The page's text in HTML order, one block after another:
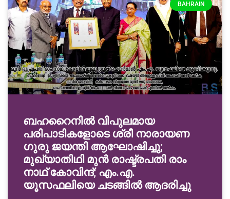
BAHRAIN
ബഹറൈനിൽ വിപുലമായ
പരിപാടികളോടെ ശ്രീ നാരായണ
ഗുരു ജയന്തി ആഘോഷിച്ചു;
മുഖ്യാതിഥി മുൻ രാഷ്ട്രപതി രാം
നാഥ് കോവിന്ദ്; എം.എ.
യൂസഫലിയെ ചടങ്ങിൽ ആദരിച്ചു